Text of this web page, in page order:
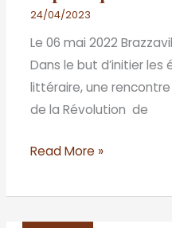
24/04/2023
Le 06 mai 2022
Dans le but d’initier les
littéraire, une
de la Révolution de
Read More »